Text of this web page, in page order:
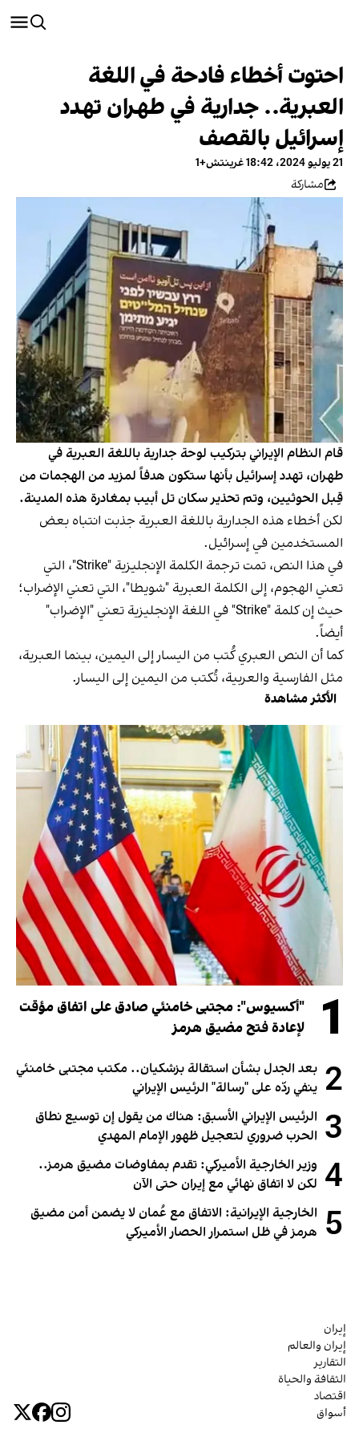
احتوت أخطاء فادحة في اللغة
العبرية.. جدارية في طهران تهدد
إسرائيل بالقصف
21 يوليو 2024، 18:42 غرينتش+1
مشاركة
قام النظام الإيراني بتركيب لوحة جدارية باللغة العبرية في
طهران، تهدد إسرائيل بأنها ستكون هدفاً لمزيد من الهجمات من
قِبل الحوثيين، وتم تحذير سكان تل أبيب بمغادرة هذه المدينة.
لكن أخطاء هذه الجدارية باللغة العبرية جذبت انتباه بعض
المستخدمين في إسرائيل.
في هذا النص، تمت ترجمة الكلمة الإنجليزية "Strike"، التي
تعني الهجوم، إلى الكلمة العبرية "شويطا"، التي تعني الإضراب؛
حيث إن كلمة "Strike" في اللغة الإنجليزية تعني "الإضراب"
أيضاً.
كما أن النص العبري كُتب من اليسار إلى اليمين، بينما العبرية،
مثل الفارسية والعربية، تُكتب من اليمين إلى اليسار.
الأكثر مشاهدة
1
"أكسيوس": مجتبى خامنئي صادق على اتفاق مؤقت
لإعادة فتح مضيق هرمز
2 بعد الجدل بشأن استقالة بزشكيان.. مكتب مجتبى خامنئي
ينفي ردّه على "رسالة" الرئيس الإيراني
3 الرئيس الإيراني الأسبق: هناك من يقول إن توسيع نطاق
الحرب ضروري لتعجيل ظهور الإمام المهدي
4 وزير الخارجية الأميركي: تقدم بمفاوضات مضيق هرمز..
لكن لا اتفاق نهائي مع إيران حتى الآن
5 الخارجية الإيرانية: الاتفاق مع عُمان لا يضمن أمن مضيق
هرمز في ظل استمرار الحصار الأميركي
إيران
إيران والعالم
التقارير
الثقافة والحياة
اقتصاد
أسواق